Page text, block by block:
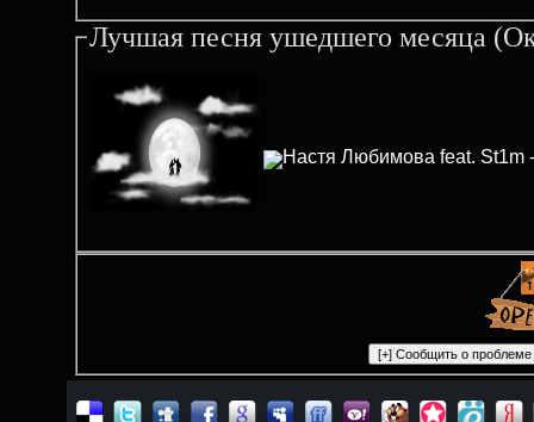
Лучшая песня ушедшего месяца
Настя Любимова feat.